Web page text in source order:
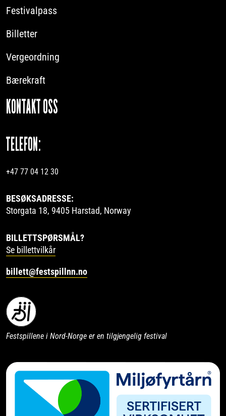
Festivalpass
Billetter
Vergeordning
Bærekraft
KONTAKT OSS
TELEFON:
+47 77 04 12 30
BESØKSADRESSE:
Storgata 18, 9405 Harstad, Norway
BILLETTSPØRSMÅL?
Se billettvilkår
billett@festspillnn.no
Festspillene i Nord-Norge er en tilgjengelig festival